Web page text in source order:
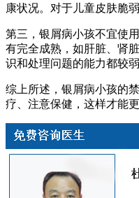
康状况。对于儿童皮肤脆
第三，银屑病小孩不宜使
有完全成熟，如肝脏、肾
识和处理问题的能力都较
综上所述，银屑病小孩的
疗、注意保健，这样才能